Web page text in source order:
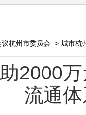
杭州市委员会 > 城市杭
2000
流通